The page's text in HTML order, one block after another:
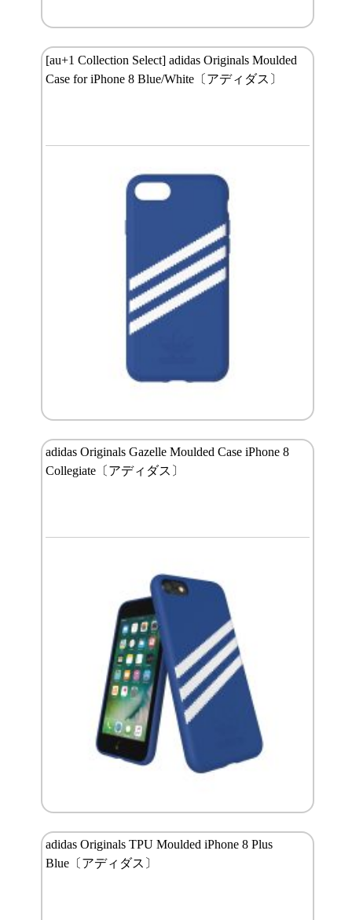
[au+1 Collection Select] adidas Originals Moulded
Case for iPhone 8 Blue/White〔アディダス〕
adidas Originals Gazelle Moulded Case iPhone 8
Collegiate〔アディダス〕
adidas Originals TPU Moulded iPhone 8 Plus
Blue〔アディダス〕